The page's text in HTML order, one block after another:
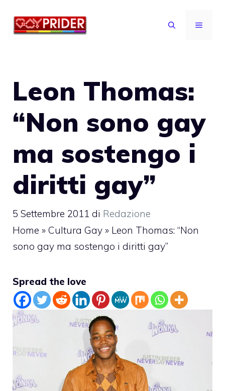
MENU
Leon Thomas:
“Non sono gay
ma sostengo i
diritti gay”
5 Settembre 2011 di Redazione
Home » Cultura Gay » Leon Thomas: “Non
sono gay ma sostengo i diritti gay”
Spread the love